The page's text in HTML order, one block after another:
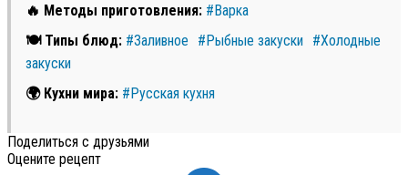
🔥 Методы приготовления: #Варка
🍽 Типы блюд: #Заливное #Рыбные закуски #Холодные
закуски
🌍 Кухни мира: #Русская кухня
Поделиться с друзьями
Оцените рецепт